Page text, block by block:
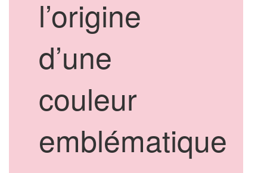
l’origine
d’une
couleur
emblématique